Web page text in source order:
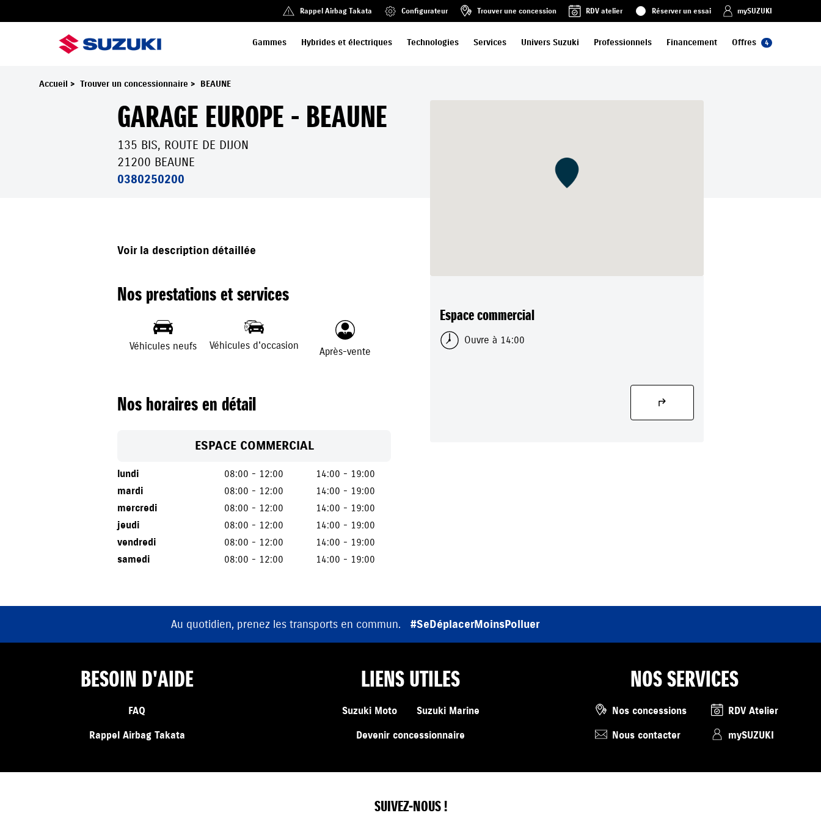
Rappel Airbag Takata Configurateur Trouver une concession RDV atelier Réserver un essai mySUZUKI
Gammes Hybrides et électriques Technologies Services Univers Suzuki Professionnels Financement Offres 4
Accueil > Trouver un concessionnaire > BEAUNE
GARAGE EUROPE - BEAUNE
135 BIS, ROUTE DE DIJON
21200 BEAUNE
0380250200
Espace commercial
Ouvre à 14:00
Voir la description détaillée
Nos prestations et services
Véhicules neufs Véhicules d'occasion
Après-vente
Nos horaires en détail
ESPACE COMMERCIAL
lundi 08:00 - 12:00
14:00 - 19:00
mardi
08:00 - 12:00
14:00 - 19:00
mercredi
08:00 - 12:00
14:00 - 19:00
jeudi
08:00 - 12:00
14:00 - 19:00
vendredi
08:00 - 12:00
14:00 - 19:00
samedi
08:00 - 12:00 14:00 - 19:00
Au quotidien, prenez les transports en commun. #SeDéplacerMoinsPolluer
BESOIN D'AIDE
FAQ
Rappel Airbag Takata
LIENS UTILES
Suzuki Moto
Suzuki Marine
Devenir concessionnaire
NOS SERVICES
Nos concessions
Nous contacter
RDV Atelier
mySUZUKI
SUIVEZ-NOUS !